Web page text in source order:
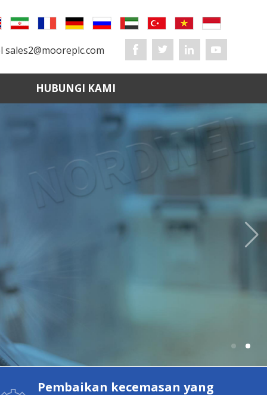
sales2@mooreplc.com
HUBUNGI KAMI
Pembaikan kecemasan yang